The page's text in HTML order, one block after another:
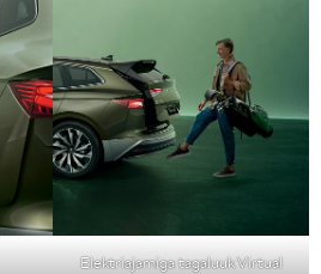
Elektriajamiga tagaluuk Virtual